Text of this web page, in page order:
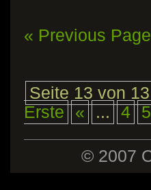
« Previous Page
Seite 13 von 13
Erste
« ... 4 5
© 2007